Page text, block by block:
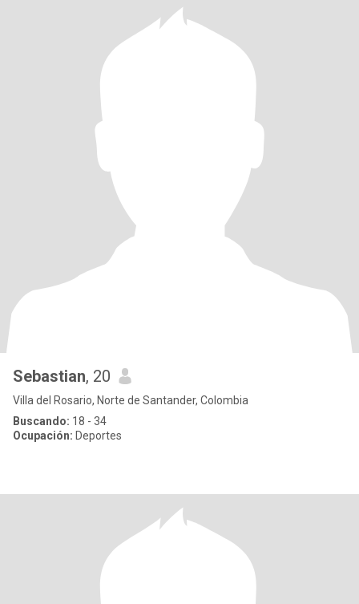
Sebastian, 20
Villa del Rosario, Norte de Santander, Colombia
Buscando: 18 - 34
Ocupación: Deportes